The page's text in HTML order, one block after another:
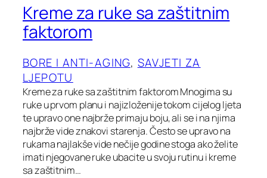
Kreme za ruke sa zaštitnim
faktorom
BORE I ANTI-AGING, SAVJETI ZA
LJEPOTU
Kreme za ruke sa zaštitnim faktorom Mnogima su
ruke u prvom planu i najizloženije tokom cijelog ljeta
te upravo one najbrže primaju boju, ali se i na njima
najbrže vide znakovi starenja. Često se upravo na
rukama najlakše vide nečije godine stoga ako želite
imati njegovane ruke ubacite u svoju rutinu i kreme
sa zaštitnim…